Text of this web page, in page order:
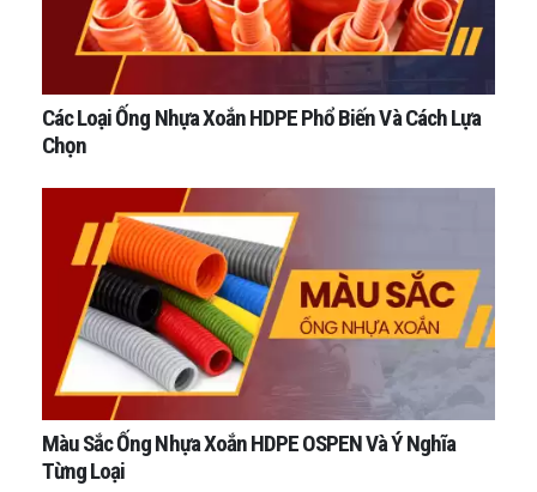
Các Loại Ống Nhựa Xoắn HDPE Phổ Biến Và Cách Lựa
Chọn
Màu Sắc Ống Nhựa Xoắn HDPE OSPEN Và Ý Nghĩa
Từng Loại